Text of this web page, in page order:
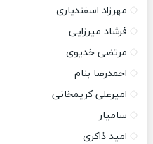
مهرزاد اسفندیاری
فرشاد میرزایی
مرتضی خدیوی
احمدرضا بنام
امیرعلی کریمخانی
سامیار
امید ذاکری